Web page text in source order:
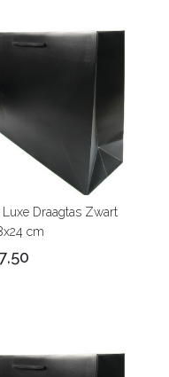
Draagtas Zwart
cm